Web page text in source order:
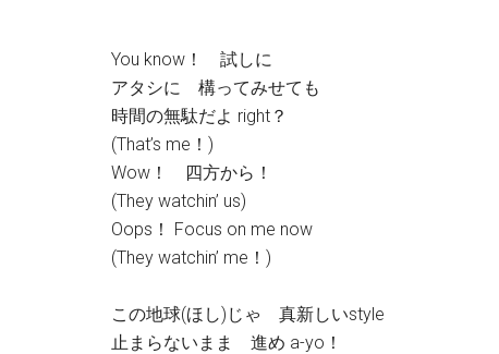
You know！ 試しに
アタシに 構ってみせても
時間の無駄だよ right？
(That’s me！)
Wow！ 四方から！
(They watchin’ us)
Oops！ Focus on me now
(They watchin’ me！)
この地球(ほし)じゃ 真新しいstyle
止まらないまま 進め a-yo！